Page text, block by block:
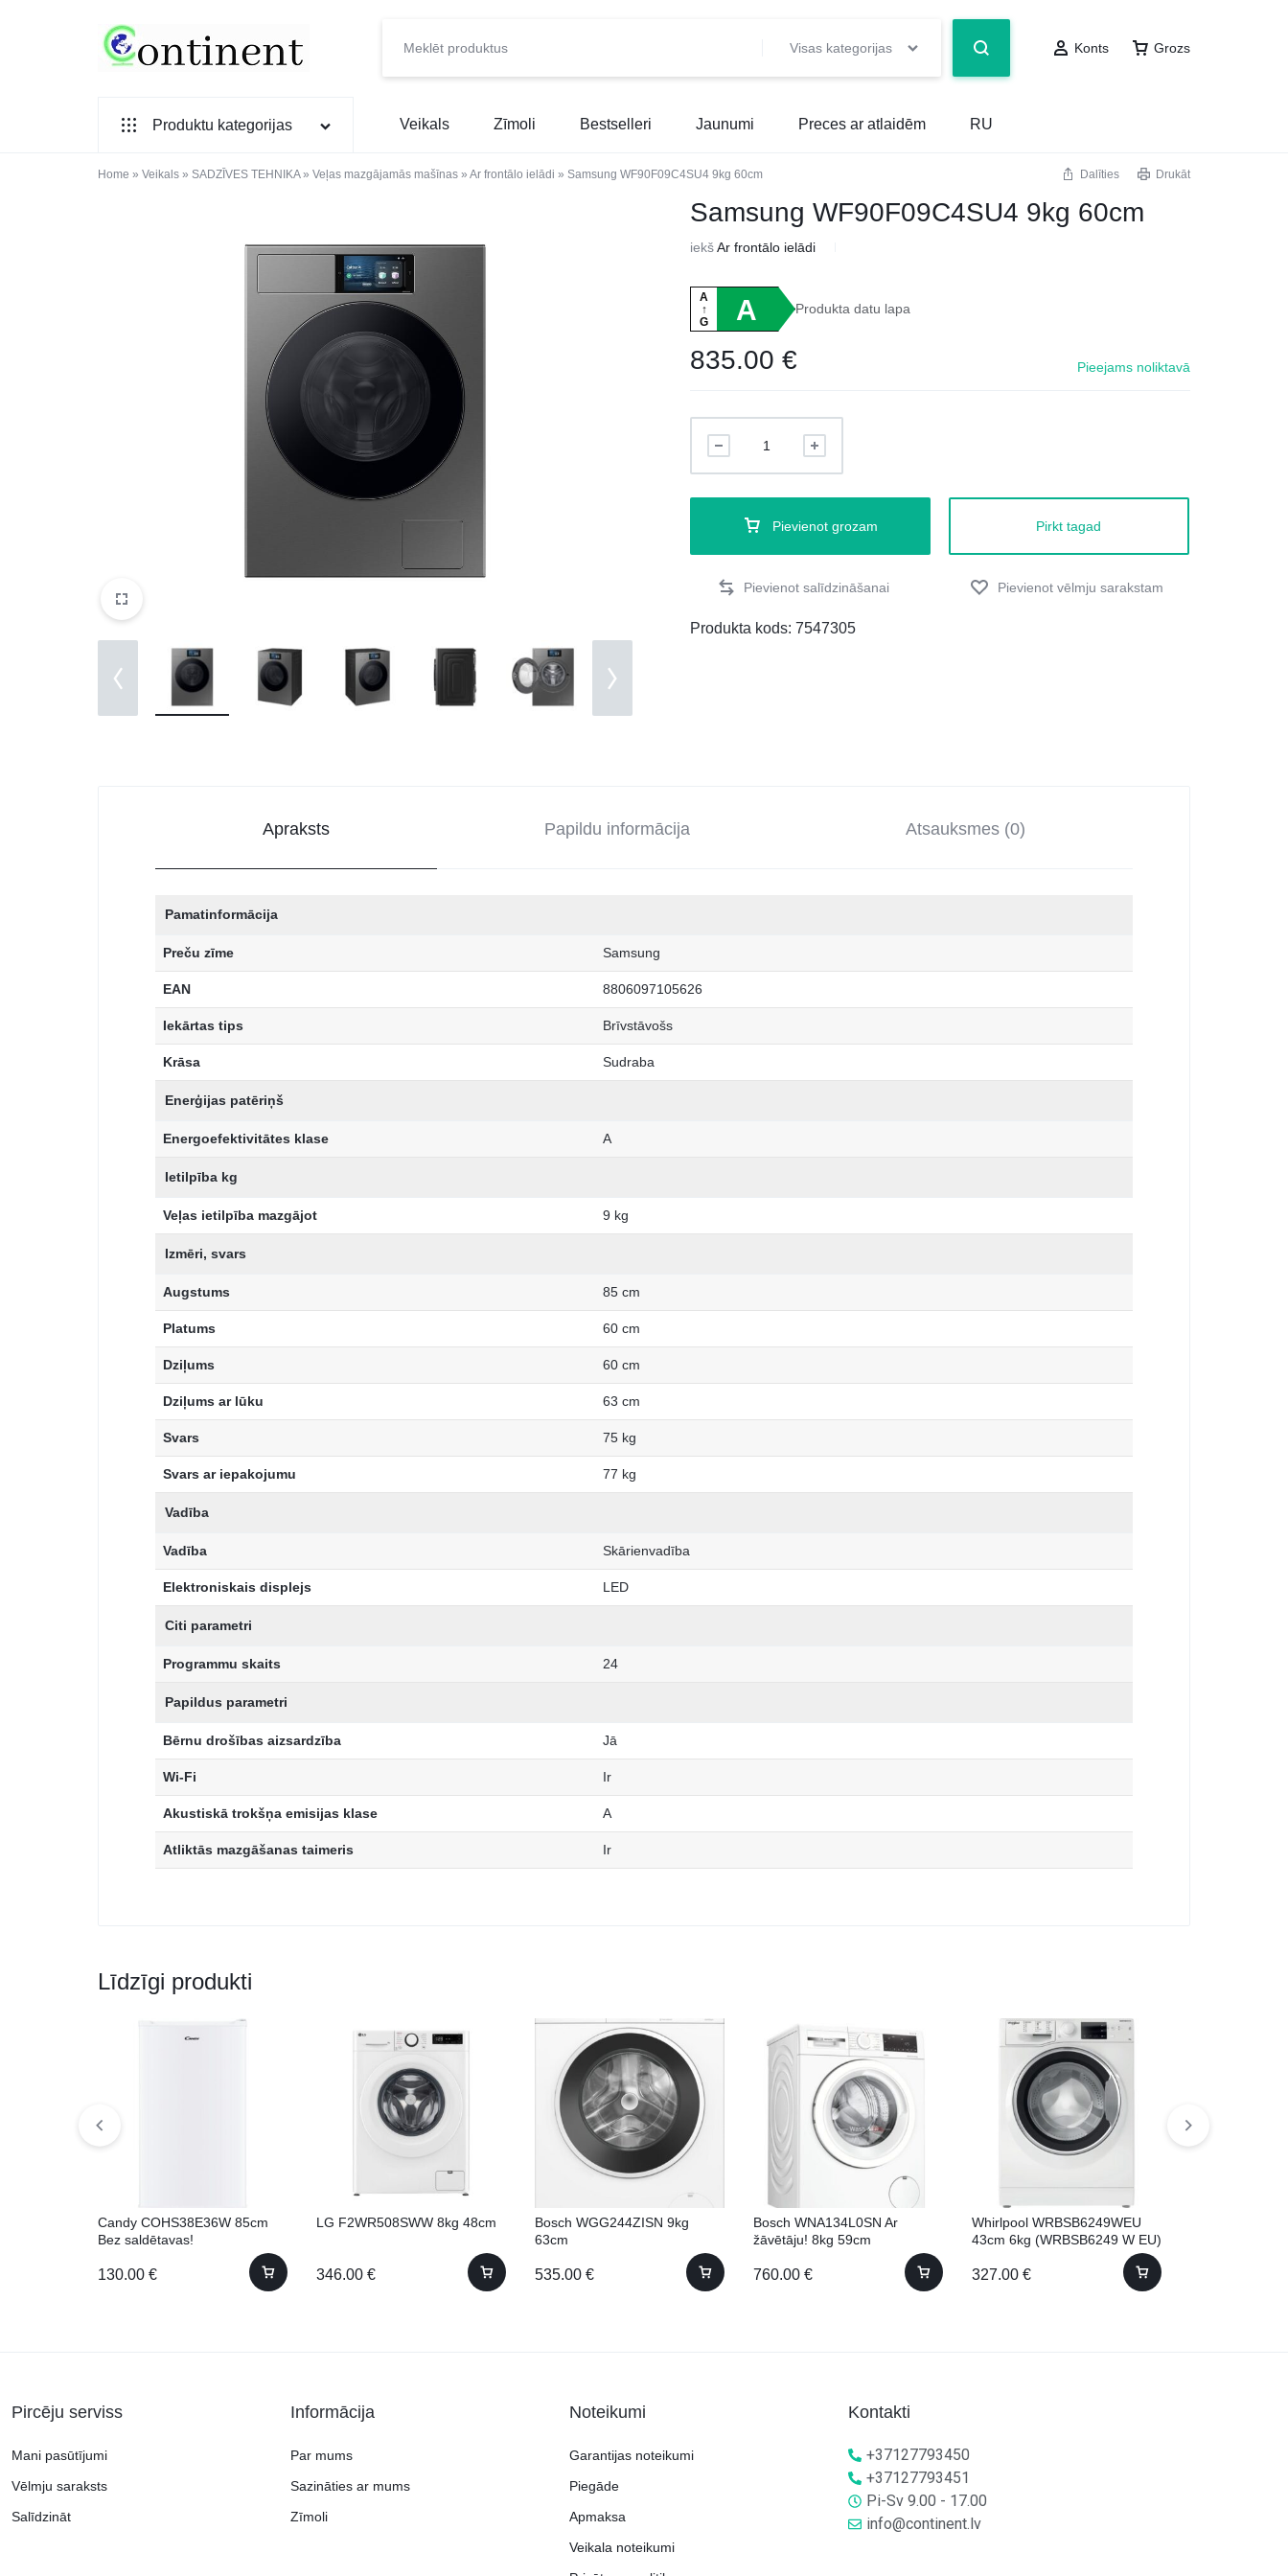
PREČU
INTERNETVEIKALS
Visas kategorijas Konts Grozs
Produktu kategorijas
SADZĪVES TEHNIKA
MAZĀ SADZĪVES TEHNIKA
SKAISTUMAM UN VESELĪBAI
DATORTEHNIKA, PRECES
MĀJĀM UN DĀRZAM
CELTNIECĪBA
Veikals Zīmoli Bestselleri Jaunumi Preces ar atlaidēm RU
Home » Veikals » SADZĪVES TEHNIKA» Veļas mazgājamās mašīnas » Ar frontālo ielādi » Samsung WF90F09C4SU4 9kg 60cm Dalīties Drukāt
Samsung WF90F09C4SU4 9kg 60cm
iekšAr frontālo ielādi
A
↑
G
A Produkta datu lapa
835.00€ Pieejams noliktavā
Pievienot grozam Pirkt tagad
Produkta kods:7547305
Apraksts Papildu informācija Atsauksmes (0)
Pamatinformācija
Preču zīme Samsung
EAN 8806097105626
Iekārtas tips Brīvstāvošs
Krāsa Sudraba
Enerģijas patēriņš
Energoefektivitātes klase A
Ietilpība kg
Veļas ietilpība mazgājot 9 kg
Izmēri, svars
Augstums 85 cm
Platums 60 cm
Dziļums 60 cm
Dziļums ar lūku 63 cm
Svars 75 kg
Svars ar iepakojumu 77 kg
Vadība
Vadība Skārienvadība
Elektroniskais displejs LED
Citi parametri
Programmu skaits 24
Papildus parametri
Bērnu drošības aizsardzība Jā
Wi-Fi Ir
Akustiskā trokšņa emisijas klase A
Atliktās mazgāšanas taimeris Ir
Līdzīgi produkti
Candy COHS38E36W 85cm
Bez saldētavas!
130.00 €
LG F2WR508SWW 8kg 48cm
346.00 €
Bosch WGG244ZISN 9kg
63cm
535.00 €
Bosch WNA134L0SN Ar
žāvētāju! 8kg 59cm
760.00 €
Whirlpool WRBSB6249WEU
43cm 6kg (WRBSB6249 W EU)
327.00 €
Pircēju serviss
Mani pasūtījumi
Vēlmju saraksts
Salīdzināt
Informācija
Par mums
Sazināties ar mums
Zīmoli
Noteikumi
Garantijas noteikumi
Piegāde
Apmaksa
Veikala noteikumi
Kontakti
+37127793450
+37127793451
Pi-Sv 9.00 - 17.00
info@continent.lv